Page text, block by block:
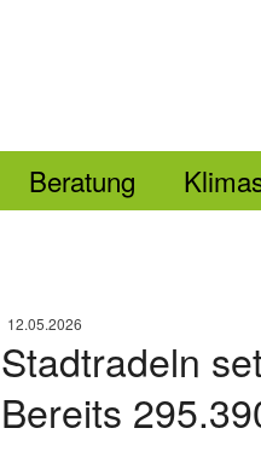
Beratung
12.05.2026
Stadtradeln
Bereits